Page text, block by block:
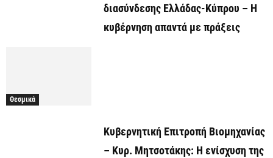
διασύνδεσης Ελλάδας-Κύπρου – Η
κυβέρνηση απαντά με πράξεις
Θεσμικά
Κυβερνητική Επιτροπή Βιομηχανίας
– Κυρ. Μητσοτάκης: Η ενίσχυση της